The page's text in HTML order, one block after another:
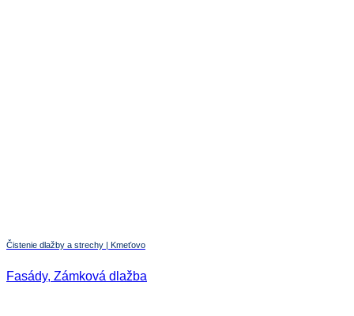
Čistenie dlažby a strechy | Kmeťovo
Fasády, Zámková dlažba